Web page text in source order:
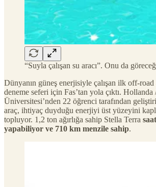
“Suyla çalışan su aracı”. Onu da
Dünyanın güneş enerjisiyle çalışan ilk off-road
deneme seferi için Fas’tan yola çıktı.
Üniversitesi’nden 22 öğrenci tarafından
araç, ihtiyaç duyduğu enerjiyi üst yüzeyini
topluyor. 1,2 ton ağırlığa sahip Stella Terra
yapabiliyor ve 710 km menzile sahip.